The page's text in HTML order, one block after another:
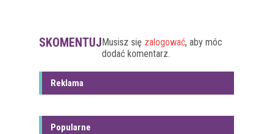
SKOMENTUJMusisz się zalogować, aby móc
dodać komentarz.
Reklama
Popularne